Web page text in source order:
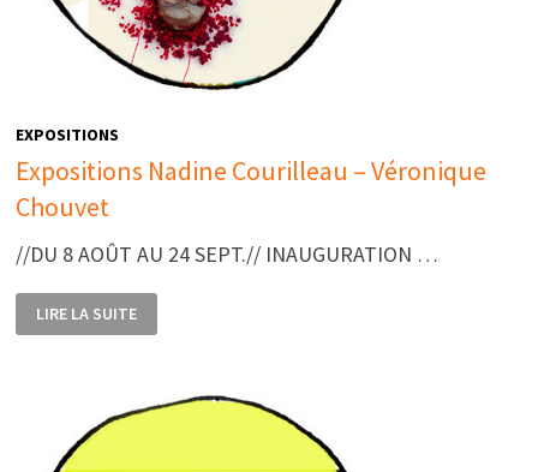
EXPOSITIONS
Expositions Nadine Courilleau – Véronique
Chouvet
//DU 8 AOÛT AU 24 SEPT.// INAUGURATION …
EXPOSITIONS
NADINE
COURILLEAU
LIRE LA SUITE